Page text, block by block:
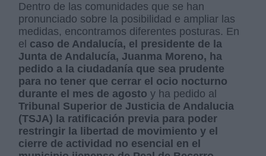
Dentro de las comunidades que se han
pronunciado sobre la posibilidad e ampliar las
medidas, encontramos diferentes posturas. En
el caso de Andalucía, el presidente de la
Junta de Andalucía, Juanma Moreno, ha
pedido a la ciudadanía que sea prudente
para no tener que cerrar el ocio nocturno
durante el mes de agosto y ha pedido al
Tribunal Superior de Justicia de Andalucia
(TSJA) la ratificación previa para poder
restringir la libertad de movimiento y el
cierre de actividad no esencial en el